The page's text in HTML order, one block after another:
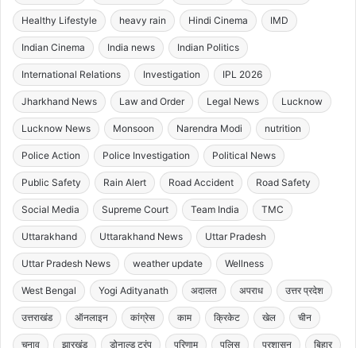
Healthy Lifestyle heavy rain Hindi Cinema IMD
Indian Cinema India news Indian Politics
International Relations Investigation IPL 2026
Jharkhand News Law and Order Legal News Lucknow
Lucknow News Monsoon Narendra Modi nutrition
Police Action Police Investigation Political News
Public Safety Rain Alert Road Accident Road Safety
Social Media Supreme Court Team India TMC
Uttarakhand Uttarakhand News Uttar Pradesh
Uttar Pradesh News weather update Wellness
West Bengal Yogi Adityanath अदालत अपराध उत्तर प्रदेश
उत्तराखंड ऑनलाइन कांग्रेस काम क्रिकेट खेल चीन
चुनाव झारखंड डोनाल्ड ट्रंप परिणाम पुलिस प्रशासन बिहार